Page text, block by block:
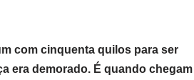
com cinquenta quilos para ser
era demorado. É quando chegam